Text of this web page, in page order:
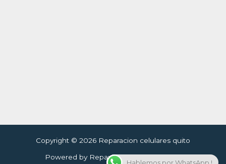
Copyright © 2026 Reparacion celulares quito
Powered by Reparacion celulares quito